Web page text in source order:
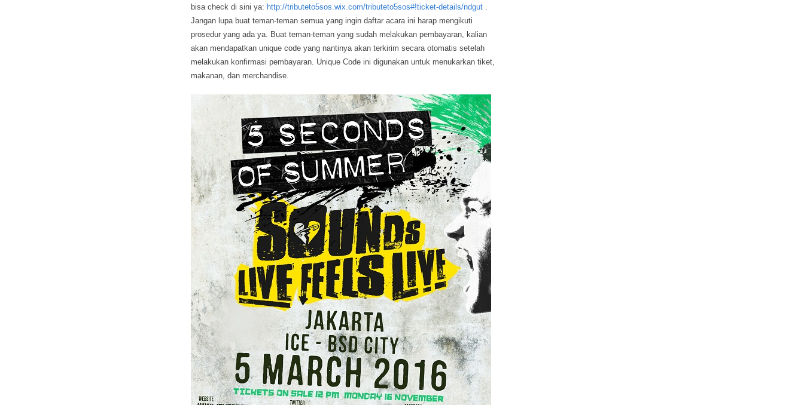
bisa check di sini ya: http://tributeto5sos.wix.com/tributeto5sos#!ticket-details/ndgut .
Jangan lupa buat teman-teman semua yang ingin daftar acara ini harap mengikuti
prosedur yang ada ya. Buat teman-teman yang sudah melakukan pembayaran, kalian
akan mendapatkan unique code yang nantinya akan terkirim secara otomatis setelah
melakukan konfirmasi pembayaran. Unique Code ini digunakan untuk menukarkan tiket,
makanan, dan merchandise.